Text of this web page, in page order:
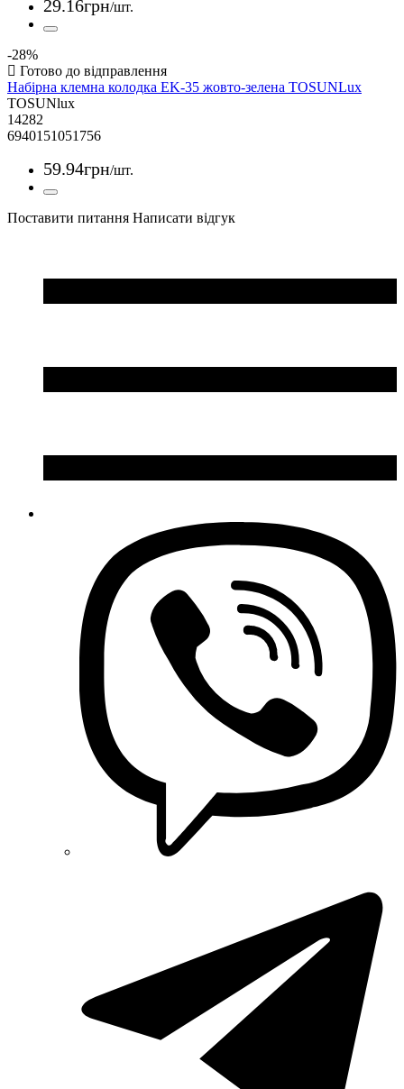
29.16грн/шт.
-28%
Набірна клемна колодка EK-35 жовто-зелена TOSUNLux
TOSUNlux
14282
6940151051756
59.94грн/шт.
Поставити питання Написати відгук